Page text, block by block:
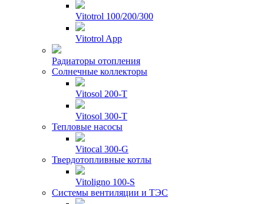
Vitotrol 100/200/300
Vitotrol App
Радиаторы отопления
Солнечные коллекторы
Vitosol 200-T
Vitosol 300-T
Тепловые насосы
Vitocal 300-G
Твердотопливные котлы
Vitoligno 100-S
Системы вентиляции и ТЭС